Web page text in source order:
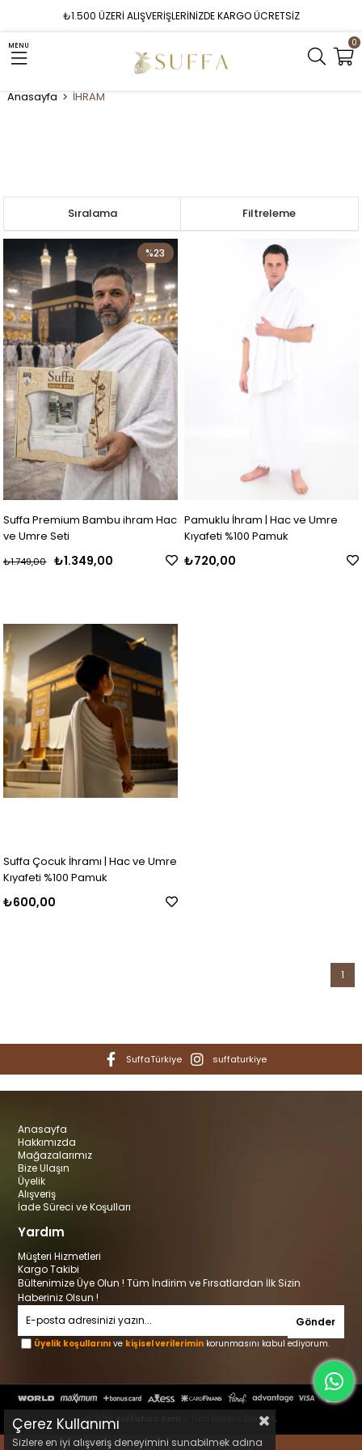
₺1.500 ÜZERİ ALIŞVERİŞLERİNİZDE KARGO ÜCRETSİZ
MENU 0
Anasayfa İHRAM
Filtreleme
Sıralama
Suffa Premium Bambu ihram Hac
ve Umre Seti
₺1.349,00
₺1.749,00
%23
Pamuklu İhram | Hac ve Umre
Kıyafeti %100 Pamuk
₺720,00
Suffa Çocuk İhramı | Hac ve Umre
Kıyafeti %100 Pamuk
₺600,00
1
SuffaTürkiye suffaturkiye
Anasayfa
Hakkımızda
Mağazalarımız
Bize Ulaşın
Üyelik
Alışveriş
İade Süreci ve Koşulları
Yardım
Müşteri Hizmetleri
Kargo Takibi
Bültenimize Üye Olun ! Tüm İndirim ve Fırsatlardan İlk Sizin
Haberiniz Olsun !
Gönder
Üyelik koşullarını ve kişisel verilerimin korunmasını kabul ediyorum.
© 2019 suffahac.com - Tüm Hakları Saklıdır.
Çerez Kullanımı
Sizlere en iyi alışveriş deneyimini sunabilmek adına